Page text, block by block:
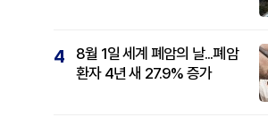
4
8월 1일 세계 폐암의 날...폐암
환자 4년 새 27.9% 증가